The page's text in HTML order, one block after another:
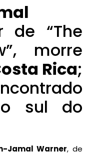
de “The
morre
Rica;
sul do
Jamal Warner, de